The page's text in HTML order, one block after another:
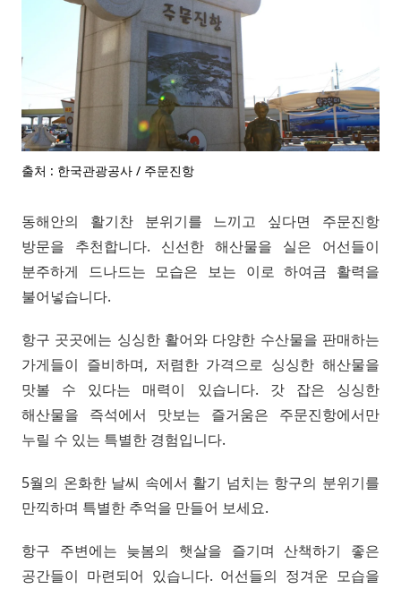
출처 : 한국관광공사 / 주문진항
동해안의 활기찬 분위기를 느끼고 싶다면 주문진항
방문을 추천합니다. 신선한 해산물을 실은 어선들이
분주하게 드나드는 모습은 보는 이로 하여금 활력을
불어넣습니다.
항구 곳곳에는 싱싱한 활어와 다양한 수산물을 판매하는
가게들이 즐비하며, 저렴한 가격으로 싱싱한 해산물을
맛볼 수 있다는 매력이 있습니다. 갓 잡은 싱싱한
해산물을 즉석에서 맛보는 즐거움은 주문진항에서만
누릴 수 있는 특별한 경험입니다.
5월의 온화한 날씨 속에서 활기 넘치는 항구의 분위기를
만끽하며 특별한 추억을 만들어 보세요.
항구 주변에는 늦봄의 햇살을 즐기며 산책하기 좋은
공간들이 마련되어 있습니다. 어선들의 정겨운 모습을